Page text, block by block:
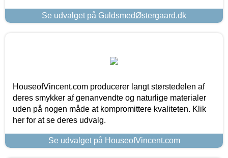
Se udvalget på GuldsmedØstergaard.dk
HouseofVincent.com producerer langt størstedelen af
deres smykker af genanvendte og naturlige materialer
uden på nogen måde at kompromittere kvaliteten. Klik
her for at se deres udvalg.
Se udvalget på HouseofVincent.com